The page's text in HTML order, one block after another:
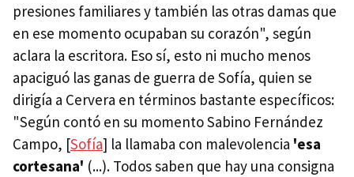
presiones familiares y también las otras damas que
en ese momento ocupaban su corazón", según
aclara la escritora. Eso sí, esto ni mucho menos
apaciguó las ganas de guerra de Sofía, quien se
dirigía a Cervera en términos bastante específicos:
"Según contó en su momento Sabino Fernández
Campo, [Sofía] la llamaba con malevolencia 'esa
cortesana' (...). Todos saben que hay una consigna